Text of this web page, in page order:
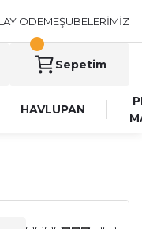
ÖDEMEŞUBELERİMİZ
Sepetim
HAVLUPAN